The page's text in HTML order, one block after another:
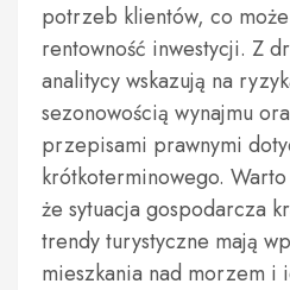
potrzeb klientów, co
rentowność inwestycji. Z
analitycy wskazują na
sezonowością wynajmu
przepisami prawnymi
krótkoterminowego.
że sytuacja gospodarcza
trendy turystyczne mają
mieszkania nad morzem i